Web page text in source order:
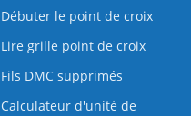
Débuter le point de croix
Lire grille point de croix
Fils DMC supprimés
Calculateur d'unité de